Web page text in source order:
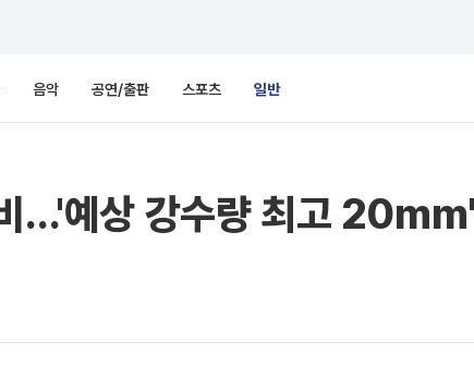
음악 공연/출판 스포츠 일반
…'예상 강수량 최고 20mm'